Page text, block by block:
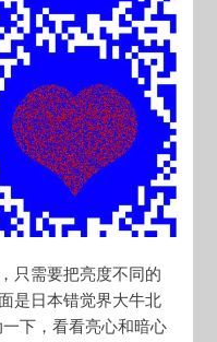
只需要把亮度不同的
是日本错觉界大牛北
下，看看亮心和暗心